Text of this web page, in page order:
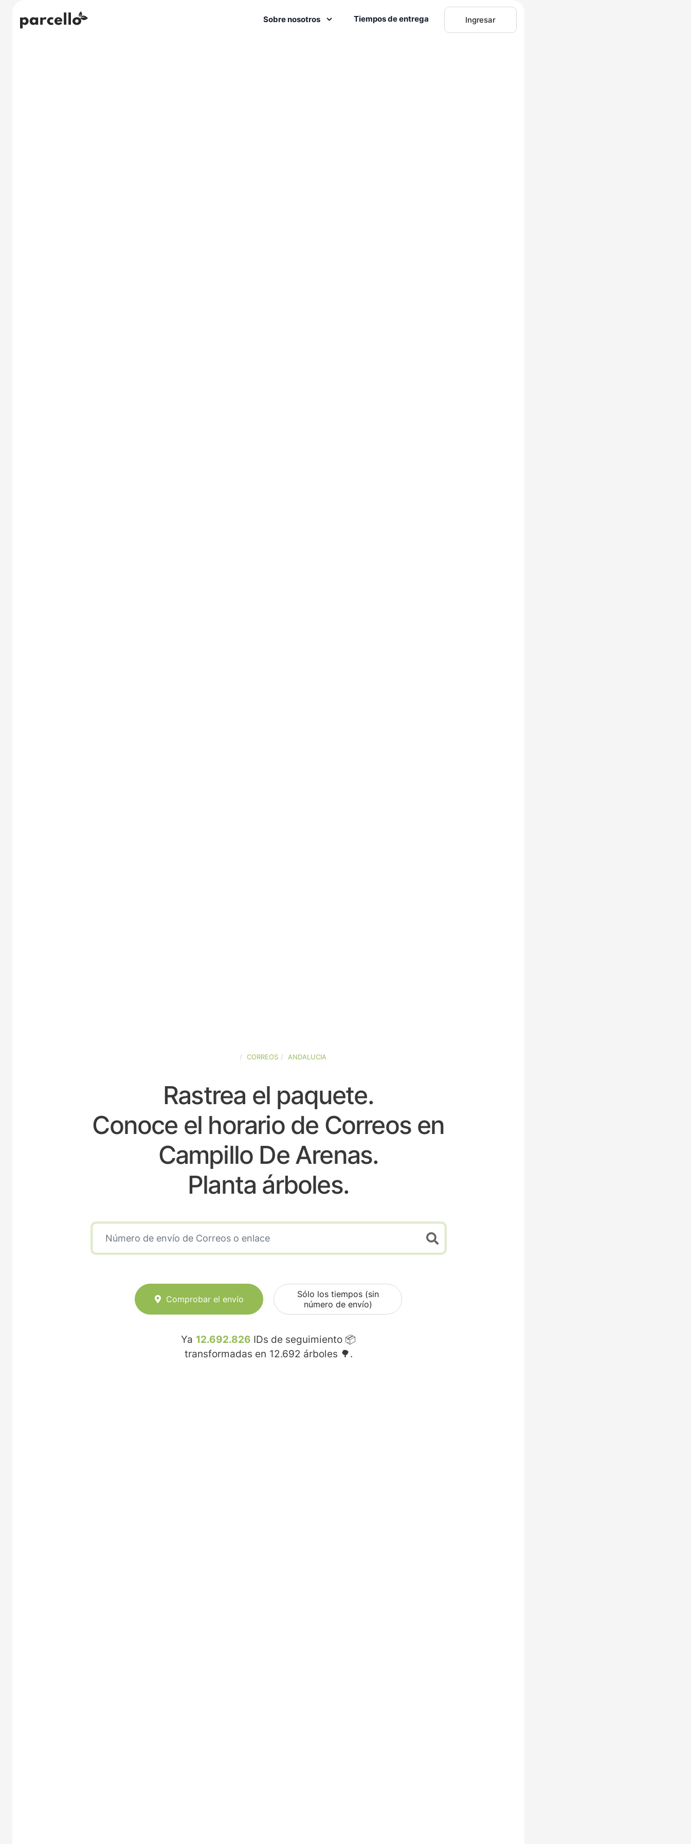
Sobre nosotros Tiempos de entrega Ingresar
CORREOS ANDALUCIA
Rastrea el paquete.
Conoce el horario de Correos en
Campillo De Arenas.
Planta árboles.
Comprobar el envío
Sólo los tiempos (sin
número de envío)
Ya 12.692.826 IDs de seguimiento 📦
transformadas en 12.692 árboles 🌳.